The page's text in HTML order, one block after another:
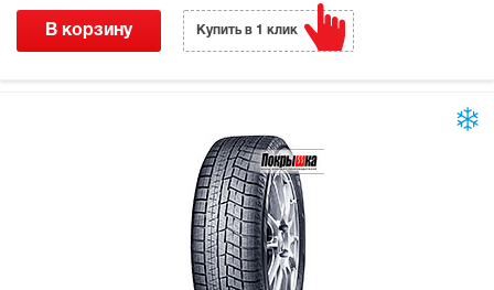
В корзину Купить в 1 клик